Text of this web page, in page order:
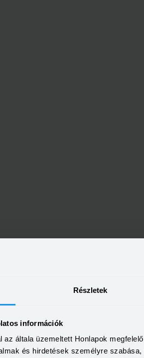
Részletek
információk
az általa üzemeltett Honlapok
és hirdetések személyre
bankfiókok
6720 Szeged, Széchenyi tér